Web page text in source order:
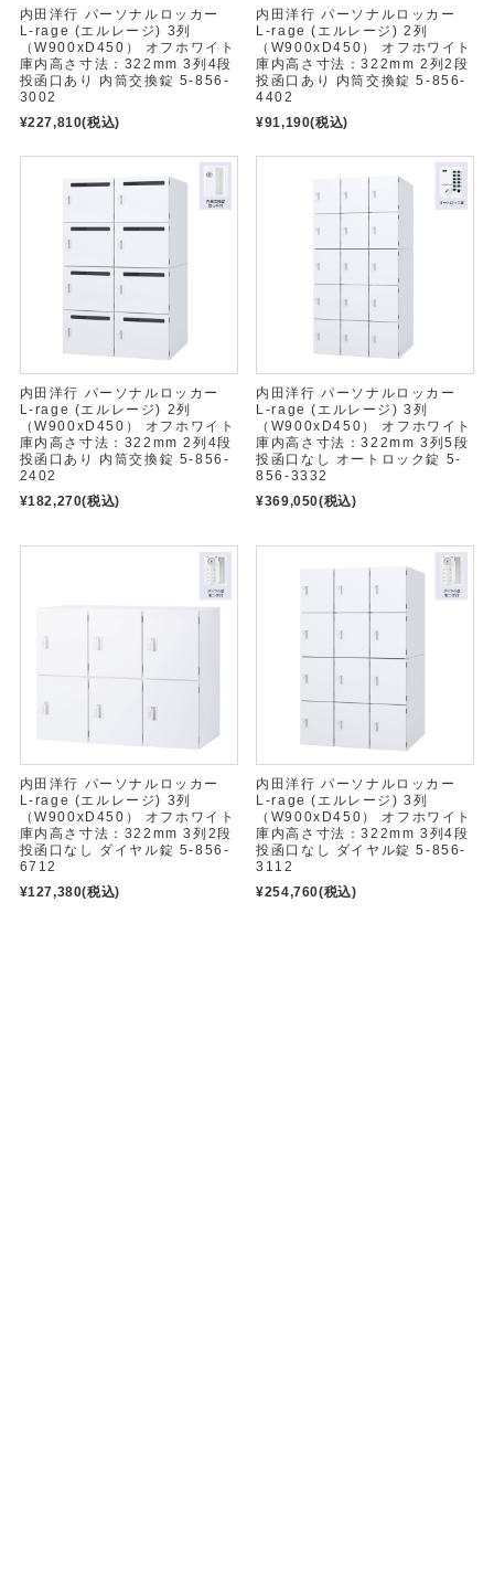
内田洋行 パーソナルロッカー
L-rage (エルレージ) 3列
（W900xD450） オフホワイト
庫内高さ寸法：322mm 3列4段
投函口あり 内筒交換錠 5-856-
3002
¥227,810(税込)
内田洋行 パーソナルロッカー
L-rage (エルレージ) 2列
（W900xD450） オフホワイト
庫内高さ寸法：322mm 2列2段
投函口あり 内筒交換錠 5-856-
4402
¥91,190(税込)
内田洋行 パーソナルロッカー
L-rage (エルレージ) 2列
（W900xD450） オフホワイト
庫内高さ寸法：322mm 2列4段
投函口あり 内筒交換錠 5-856-
2402
¥182,270(税込)
内田洋行 パーソナルロッカー
L-rage (エルレージ) 3列
（W900xD450） オフホワイト
庫内高さ寸法：322mm 3列5段
投函口なし オートロック錠 5-
856-3332
¥369,050(税込)
内田洋行 パーソナルロッカー
L-rage (エルレージ) 3列
（W900xD450） オフホワイト
庫内高さ寸法：322mm 3列2段
投函口なし ダイヤル錠 5-856-
6712
¥127,380(税込)
内田洋行 パーソナルロッカー
L-rage (エルレージ) 3列
（W900xD450） オフホワイト
庫内高さ寸法：322mm 3列4段
投函口なし ダイヤル錠 5-856-
3112
¥254,760(税込)